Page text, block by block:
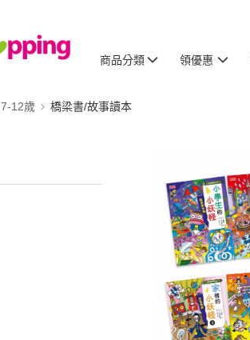
商品分類 領優惠
7-12歲 橋梁書/故事讀本